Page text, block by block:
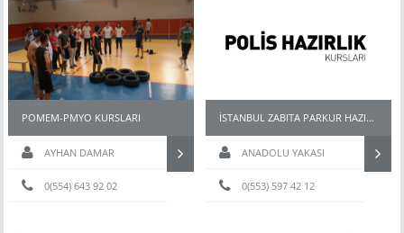
POMEM-PMYO KURSLARI
AYHAN DAMAR
0(554) 643 92 02
İSTANBUL ZABITA PARKUR HAZIRLIK KURSU
ANADOLU YAKASI
0(553) 597 42 12